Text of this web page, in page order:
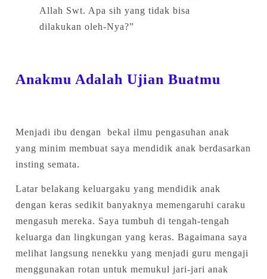
Allah Swt. Apa sih yang tidak bisa
dilakukan oleh-Nya?”
Anakmu Adalah Ujian Buatmu
Menjadi ibu dengan bekal ilmu pengasuhan anak
yang minim membuat saya mendidik anak berdasarkan
insting semata.
Latar belakang keluargaku yang mendidik anak
dengan keras sedikit banyaknya memengaruhi caraku
mengasuh mereka. Saya tumbuh di tengah-tengah
keluarga dan lingkungan yang keras. Bagaimana saya
melihat langsung nenekku yang menjadi guru mengaji
menggunakan rotan untuk memukul jari-jari anak